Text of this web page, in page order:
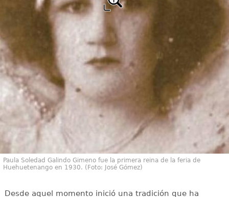
Paula Soledad Galindo Gimeno fue la primera reina de la feria de
Huehuetenango en 1930. (Foto: José Gómez)
Desde aquel momento inició una tradición que ha